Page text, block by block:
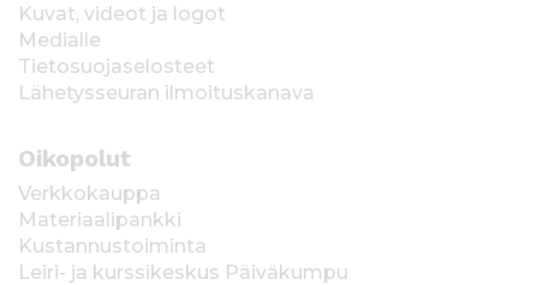
Kuvat, videot ja logot
Medialle
Tietosuojaselosteet
Lähetysseuran ilmoituskanava
Oikopolut
Verkkokauppa
Materiaalipankki
Kustannustoiminta
Leiri- ja kurssikeskus Päiväkumpu